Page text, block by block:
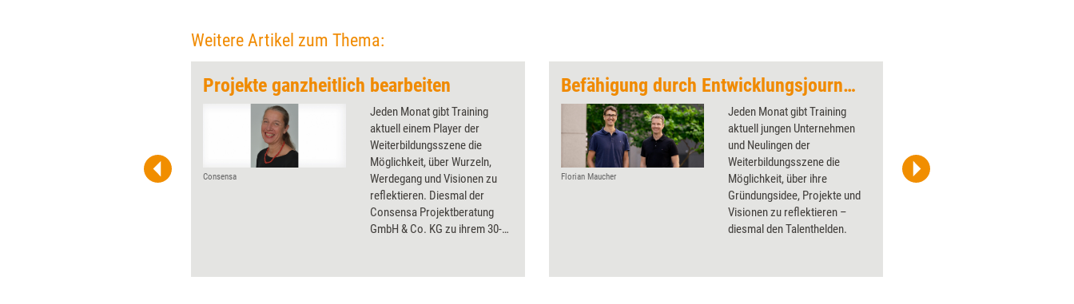
Weitere Artikel zum Thema:
Projekte ganzheitlich bearbeiten
Consensa
Jeden Monat gibt Training
aktuell einem Player der
Weiterbildungsszene die
Möglichkeit, über Wurzeln,
Werdegang und Visionen zu
reflektieren. Diesmal der
Consensa Projektberatung
GmbH & Co. KG zu ihrem 30-
Befähigung durch Entwicklungsjourneys
Florian Maucher
Jeden Monat gibt Training
aktuell jungen Unternehmen
und Neulingen der
Weiterbildungsszene die
Möglichkeit, über ihre
Gründungsidee, Projekte und
Visionen zu ­reflektieren –
diesmal den Talenthelden.
Sascha Schürmann